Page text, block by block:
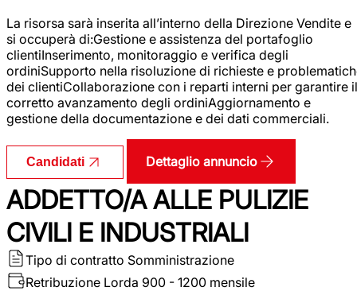
La risorsa sarà inserita all’interno della Direzione Vendite e
si occuperà di:Gestione e assistenza del portafoglio
clientiInserimento, monitoraggio e verifica degli
ordiniSupporto nella risoluzione di richieste e
dei clientiCollaborazione con i reparti interni per garantire il
corretto avanzamento degli ordiniAggiornamento e
gestione della documentazione e dei dati commerciali.
Candidati Dettaglio annuncio
ADDETTO/A ALLE PULIZIE
CIVILI E INDUSTRIALI
Tipo di contratto Somministrazione
Retribuzione Lorda 900 - 1200 mensile